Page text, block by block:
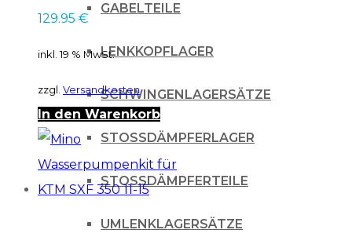
GABELTEILE
LENKKOPFLAGER
SCHWINGENLAGERSÄTZE
STOSSDÄMPFERLAGER
STOSSDÄMPFERTEILE
UMLENKLAGERSÄTZE
129.95 €
inkl. 19 % MwSt.
zzgl. Versandkosten
In den Warenkorb